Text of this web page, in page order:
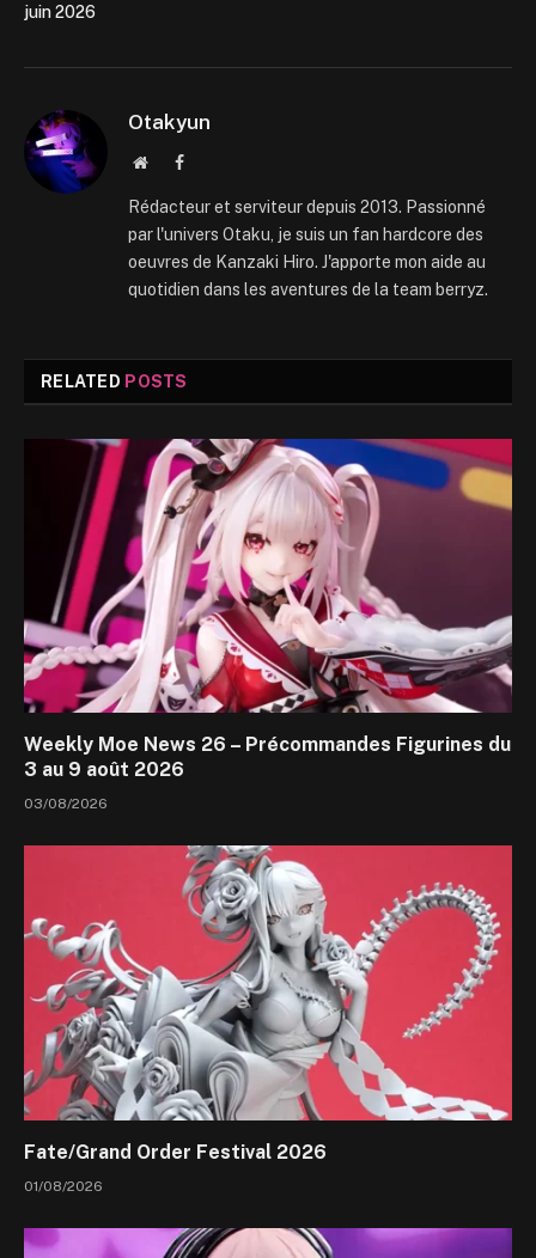
juin 2026
Otakyun
WebsiteFacebook
Rédacteur et serviteur depuis 2013. Passionné
par l'univers Otaku, je suis un fan hardcore des
oeuvres de Kanzaki Hiro. J'apporte mon aide au
quotidien dans les aventures de la team berryz.
RELATED POSTS
Weekly Moe News 26 – Précommandes Figurines du
3 au 9 août 2026
03/08/2026
Fate/Grand Order Festival 2026
01/08/2026